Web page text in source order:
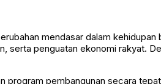
mendasar dalam
penguatan ekonomi rakyat.
program pembangunan secara